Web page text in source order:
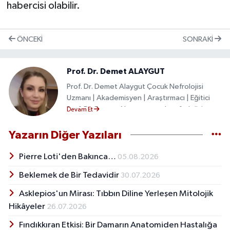
habercisi olabilir.
ÖNCEKI SONRAKI
Prof. Dr. Demet ALAYGUT
Prof. Dr. Demet Alaygut Çocuk Nefrolojisi
Uzmanı | Akademisyen | Araştırmacı | Eğitici
Prof. Dr. Demet Alaygut, çocuk nefrolojisi
eğitimcidir. Sağlık Bilimleri Üniversitesi
Hamidiye Tıp Fakültesi Prof. Dr. Cemil
Taşcıoğlu Şehir Hastanesi Çocuk Nefrolojisi
olarak görev yapmakta olup çocukluk çağı
hipertansiyonu, kronik böbrek hastalığı, üriner
sistem enfeksiyonları, konjenital böbrek ve
üriner sistem anomalileri, böbrek nakli ve
Devam Et
Yazarın Diğer Yazıları
Pierre Loti'den Bakınca… 05.08.2026
Beklemek de Bir Tedavidir 30.07.2026
Asklepios'un Mirası: Tıbbın Diline Yerleşen Mitolojik
Hikâyeler 26.07.2026
Fındıkkıran Etkisi: Bir Damarın Anatomiden Hastalığa